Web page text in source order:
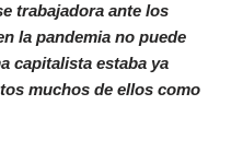
trabajadora ante los
la pandemia no puede
capitalista estaba ya
muchos de ellos como